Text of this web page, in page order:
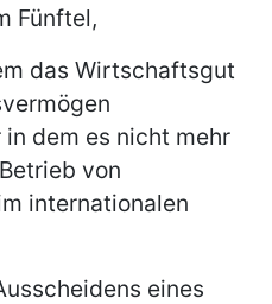
Fünftel,
das Wirtschaftsgut
dem es nicht mehr
von
internationalen
eines